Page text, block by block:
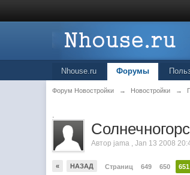
Nhouse.ru Форумы
Форум Новостройки → Новостройки →
.
Автор jama ,Jan 13 2008
« НАЗАД Страниц 649 650 651